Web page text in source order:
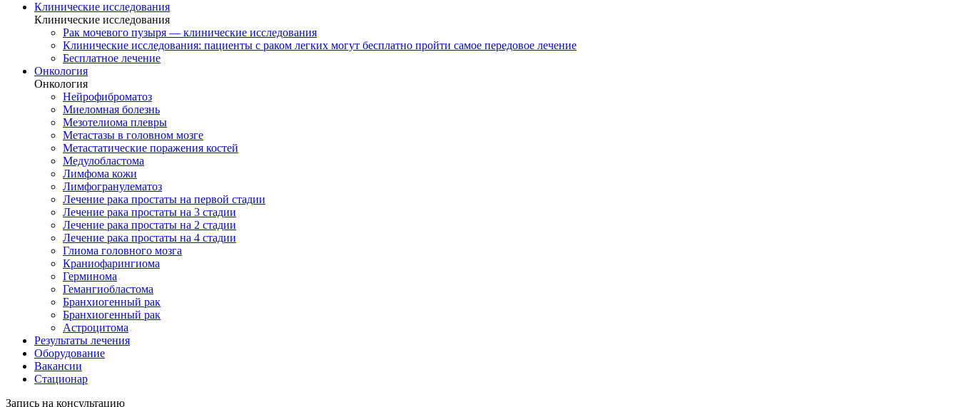
Клинические исследования
Клинические исследования
Рак мочевого пузыря — клинические исследования
Клинические исследования: пациенты с раком легких могут бесплатно пройти самое передовое лечение
Бесплатное лечение
Онкология
Онкология
Нейрофиброматоз
Миеломная болезнь
Мезотелиома плевры
Метастазы в головном мозге
Метастатические поражения костей
Медулобластома
Лимфома кожи
Лимфогранулематоз
Лечение рака простаты на первой стадии
Лечение рака простаты на 3 стадии
Лечение рака простаты на 2 стадии
Лечение рака простаты на 4 стадии
Глиома головного мозга
Краниофарингиома
Герминома
Гемангиобластома
Бранхиогенный рак
Бранхиогенный рак
Астроцитома
Результаты лечения
Оборудование
Вакансии
Стационар
Запись на консультацию